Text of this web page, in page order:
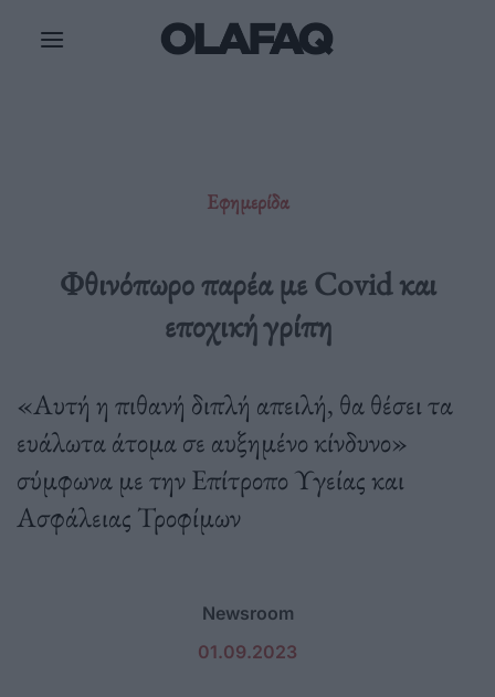
Εφημερίδα
Φθινόπωρο παρέα με Covid και
εποχική γρίπη
«Αυτή η πιθανή διπλή απειλή, θα θέσει τα
ευάλωτα άτομα σε αυξημένο κίνδυνο»
σύμφωνα με την Επίτροπο Υγείας και
Ασφάλειας Τροφίμων
Newsroom
01.09.2023